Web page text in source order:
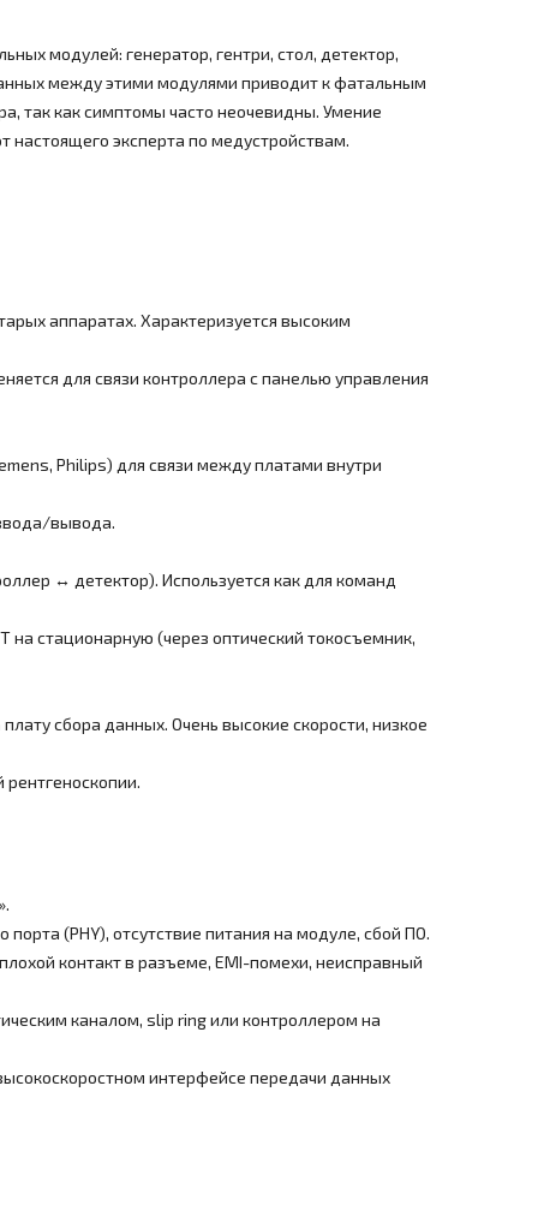
модулей: генератор, гентри, стол, детектор,
между этими модулями приводит к фатальным
так как симптомы часто неочевидны. Умение
эксперта по медустройствам.
аппаратах. Характеризуется высоким
для связи контроллера с панелью управления
Philips) для связи между платами внутри
вывода.
↔ детектор). Используется как для команд
стационарную (через оптический токосъемник,
сбора данных. Очень высокие скорости, низкое
(PHY), отсутствие питания на модуле, сбой ПО.
контакт в разъеме, EMI-помехи, неисправный
каналом, slip ring или контроллером на
интерфейсе передачи данных